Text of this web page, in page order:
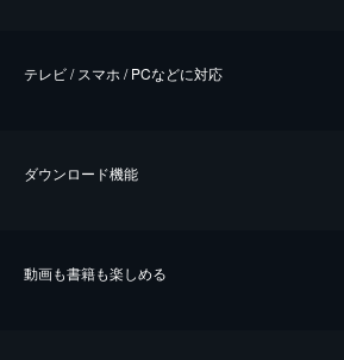
テレビ / スマホ / PCなどに対応
ダウンロード機能
動画も書籍も楽しめる